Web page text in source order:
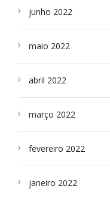
junho 2022
maio 2022
abril 2022
março 2022
fevereiro 2022
janeiro 2022